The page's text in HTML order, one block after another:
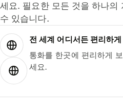
세요. 필요한 모든 것을 하나의
수 있습니다.
전 세계 어디서든 편리하
통화를 한곳에 편리하게
세요.